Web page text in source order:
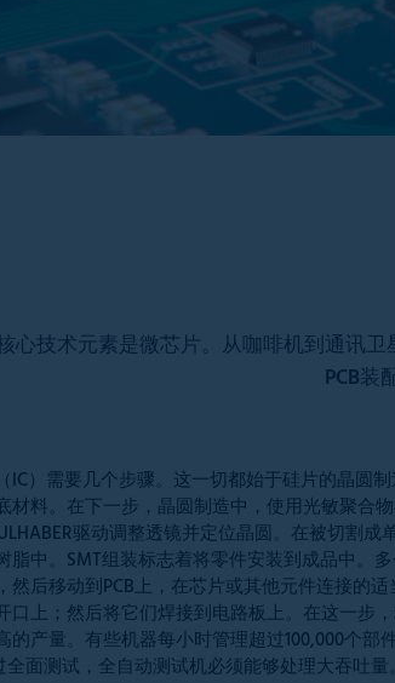
心技术元素是微芯片。从咖啡机到通讯
PCB装
IC）需要几个步骤。这一切都始于硅片的晶圆
材料。在下一步，晶圆制造中，使用光敏聚合
驱动调整透镜并定位晶圆。在被切割成
脂中。SMT组装标志着将零件安装到成品中。
然后移动到PCB上，在芯片或其他元件连接的适
口上；然后将它们焊接到电路板上。在这一步
的产量。有些机器每小时管理超过100,000个部
全面测试，全自动测试机必须能够处理大吞吐量。